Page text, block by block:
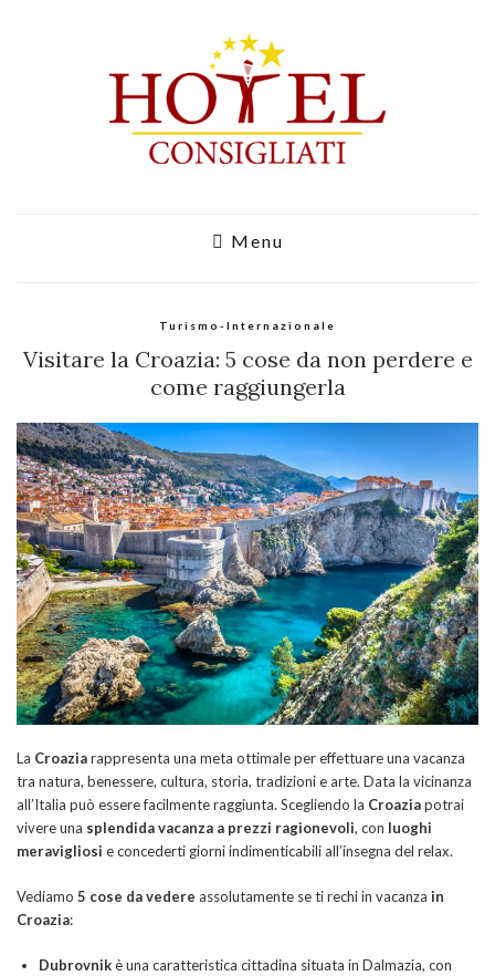
Menu
Turismo-Internazionale
Visitare la Croazia: 5 cose da non perdere e
come raggiungerla
La Croaziarappresenta una meta ottimale per effettuare una vacanza
tra natura, benessere, cultura, storia, tradizioni e arte. Data la vicinanza
all’Italia può essere facilmente raggiunta. Scegliendo la Croaziapotrai
vivere una splendida vacanza a prezzi ragionevoli, con luoghi
meravigliosi e concederti giorni indimenticabili all’insegna del relax.
Vediamo 5 cose da vedere assolutamente se ti rechi in vacanza in
Croazia:
Dubrovnikè una caratteristica cittadina situata in Dalmazia, con